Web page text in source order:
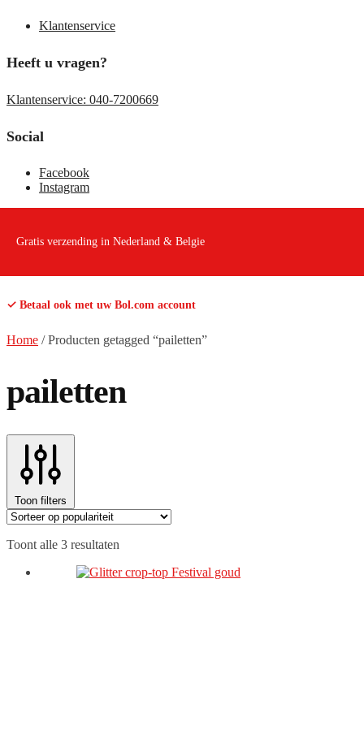
Klantenservice
Heeft u vragen?
Klantenservice: 040-7200669
Social
Facebook
Instagram
Gratis verzending in Nederland & Belgie
✓ Betaal ook met uw Bol.com account
Home /Producten getagged “pailetten”
pailetten
Toon filters
Toont alle 3 resultaten
populariteit